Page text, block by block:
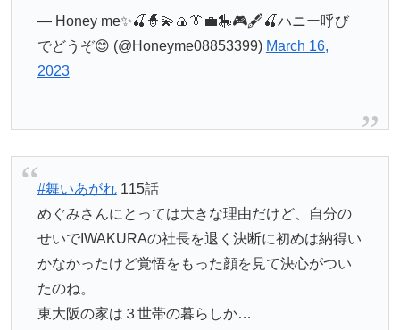
— Honey me✨🍒🧙💫🍙👔💼🎠🎮🖋️🍒ハニー呼び
でどうぞ😊 (@Honeyme08853399) March 16,
2023
#舞いあがれ115話
めぐみさんにとっては大きな理由だけど、自分の
せいでIWAKURAの社長を退く決断に初めは納得い
かなかったけど覚悟をもった顔を見て決心がつい
たのね。
東大阪の家は３世帯の暮らしか…